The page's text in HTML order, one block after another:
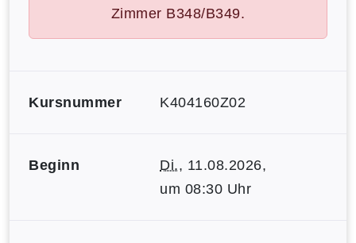
Zimmer B348/B349.
Kursnummer K404160Z02
Beginn Di., 11.08.2026,
um 08:30 Uhr